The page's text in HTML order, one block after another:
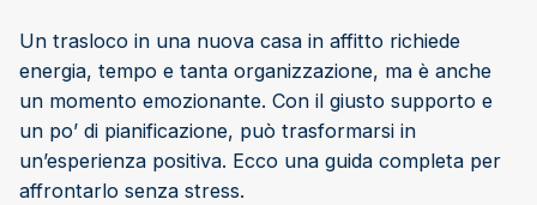
Un trasloco in una nuova casa in affitto richiede
energia, tempo e tanta organizzazione, ma è anche
un momento emozionante. Con il giusto supporto e
un po’ di pianificazione, può trasformarsi in
un’esperienza positiva. Ecco una guida completa per
affrontarlo senza stress.